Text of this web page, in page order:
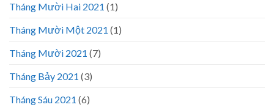
Tháng Mười Hai 2021 (1)
Tháng Mười Một 2021 (1)
Tháng Mười 2021 (7)
Tháng Bảy 2021 (3)
Tháng Sáu 2021 (6)